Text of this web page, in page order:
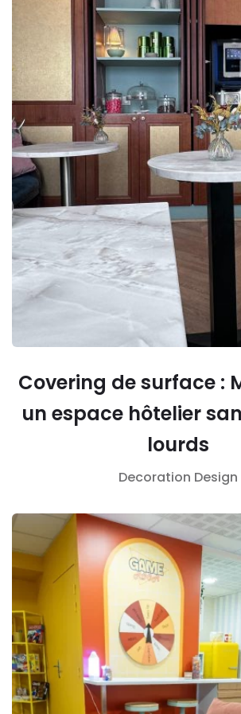
Covering de surface :
un espace hôtelier
lourds
Decoration Design